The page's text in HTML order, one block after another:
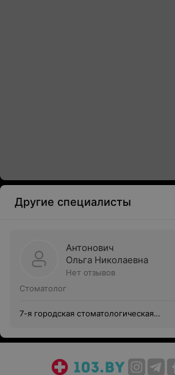
Другие специалисты
Антонович
Ольга Николаевна
Нет отзывов
Стоматолог
7-я городская стоматологическая